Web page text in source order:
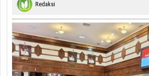
Redaksi